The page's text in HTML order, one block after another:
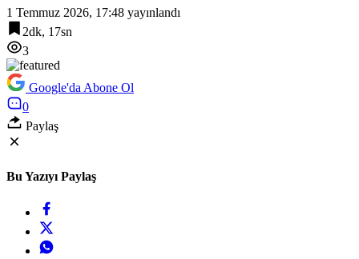
1 Temmuz 2026, 17:48 yayınlandı
2dk, 17sn
3
Google'da Abone Ol
0
Paylaş
Bu Yazıyı Paylaş